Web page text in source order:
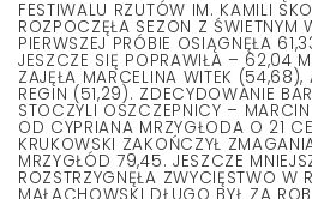
FESTIWALU RZUTÓW IM. KAMILI
ROZPOCZĘŁA SEZON Z ŚWIETNYM
PIERWSZEJ PRÓBIE OSIĄGNĘŁA
JESZCZE SIĘ POPRAWIŁA – 62,04
ZAJĘŁA MARCELINA WITEK (54,68),
REGIN (51,29). ZDECYDOWANIE
STOCZYLI OSZCZEPNICY – MARCIN
OD CYPRIANA MRZYGŁODA O 21
KRUKOWSKI ZAKOŃCZYŁ
MRZYGŁÓD 79,45. JESZCZE
ROZSTRZYGNĘŁA ZWYCIĘSTWO W